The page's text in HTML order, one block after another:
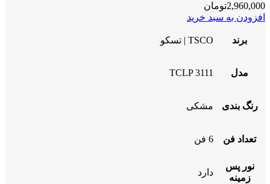
2,960,000تومان
افزودن به سبد خرید
برند TSCO | تسکو
مدل TCLP 3111
رنگ بندی مشکی
تعداد فن 6 فن
نور پس
زمینه
دارد